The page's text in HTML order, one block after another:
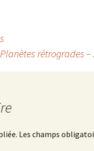
Planètes rétrogrades –
Les champs